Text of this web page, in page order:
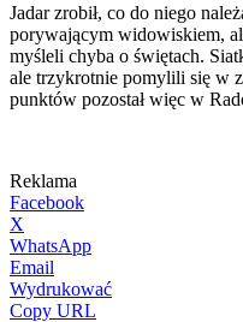
Jadar zrobił, co do niego
porywającym widowiskiem,
myśleli chyba o świętach.
ale trzykrotnie pomylili się w
punktów pozostał więc w
Reklama
Facebook
X
WhatsApp
Email
Wydrukować
Copy URL